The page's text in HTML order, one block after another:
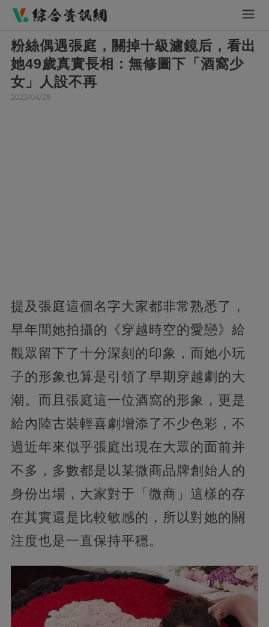
粉絲偶遇張庭，關掉十級濾鏡后，看出
她49歲真實長相：無修圖下「酒窩少
女」人設不再
2023/04/28
提及張庭這個名字大家都非常熟悉了，
早年間她拍攝的《穿越時空的愛戀》給
觀眾留下了十分深刻的印象，而她小玩
子的形象也算是引領了早期穿越劇的大
潮。而且張庭這一位酒窩的形象，更是
給內陸古裝輕喜劇增添了不少色彩，不
過近年來似乎張庭出現在大眾的面前并
不多，多數都是以某微商品牌創始人的
身份出場，大家對于「微商」這樣的存
在其實還是比較敏感的，所以對她的關
注度也是一直保持平穩。